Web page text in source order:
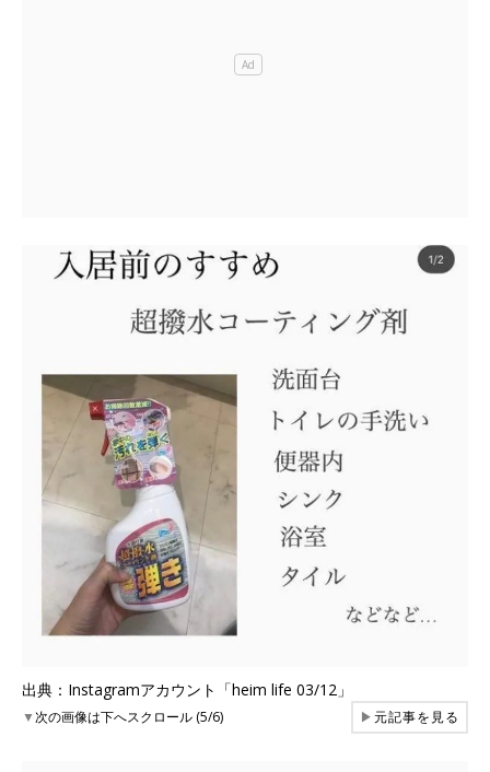
出典：Instagramアカウント「heim life 03/12」
▼次の画像は下へスクロール (5/6) ▶元記事を見る